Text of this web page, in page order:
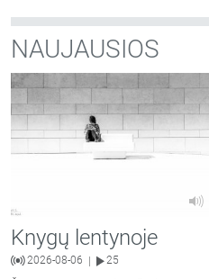
NAUJAUSIOS
Knygų lentynoje
2026-08-06 25